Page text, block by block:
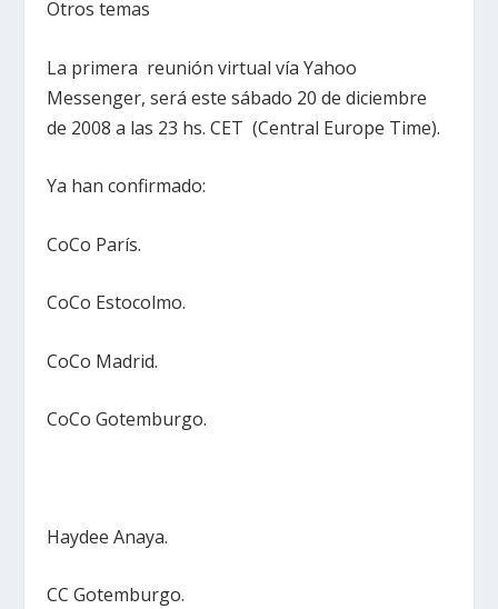
Otros temas
La primera reunión virtual vía Yahoo
Messenger, será este sábado 20 de diciembre
de 2008 a las 23 hs. CET (Central Europe Time).
Ya han confirmado:
CoCo París.
CoCo Estocolmo.
CoCo Madrid.
CoCo Gotemburgo.
Haydee Anaya.
CC Gotemburgo.